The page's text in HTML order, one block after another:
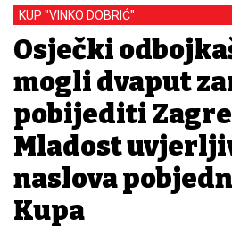
KUP "VINKO DOBRIĆ"
Osječki
mogli dvaput
pobijediti
Mladost
naslova
Kupa